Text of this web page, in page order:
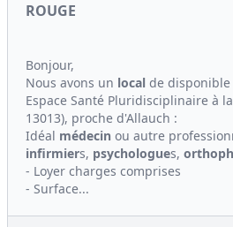
ROUGE
Bonjour,
Nous avons un local de disponible
Espace Santé Pluridisciplinaire à
13013), proche d'Allauch :
Idéal médecin ou autre
infirmiers, psychologues,
- Loyer charges comprises
- Surface...